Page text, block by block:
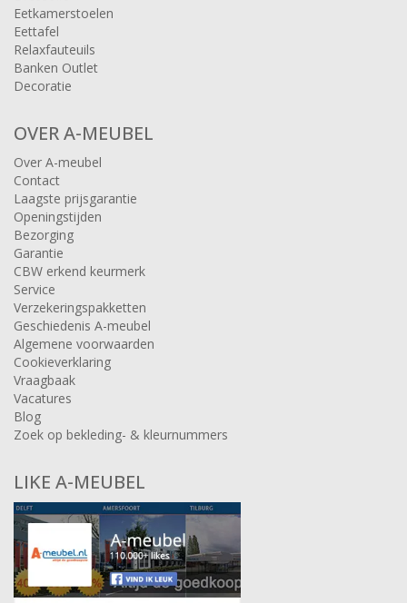
Eetkamerstoelen
Eettafel
Relaxfauteuils
Banken Outlet
Decoratie
OVER A-MEUBEL
Over A-meubel
Contact
Laagste prijsgarantie
Openingstijden
Bezorging
Garantie
CBW erkend keurmerk
Service
Verzekeringspakketten
Geschiedenis A-meubel
Algemene voorwaarden
Cookieverklaring
Vraagbaak
Vacatures
Blog
Zoek op bekleding- & kleurnummers
LIKE A-MEUBEL